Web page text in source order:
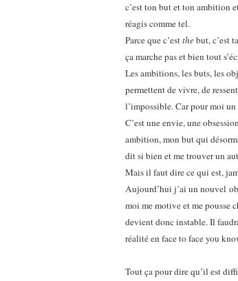
c’est ton but et ton ambition
réagis comme tel.
Parce que c’estthebut, c’est
ça marche pas et bien tout
Les ambitions, les buts, les
permettent de vivre, de
l’impossible. Car pour moi un
C’est une envie, une
ambition, mon but qui
dit si bien et me trouver un
Mais il faut dire ce qui est,
Aujourd’hui j’ai un nouvel
moi me motive et me pousse
devient donc instable. Il
réalité en face to face you
Tout ça pour dire qu’il est